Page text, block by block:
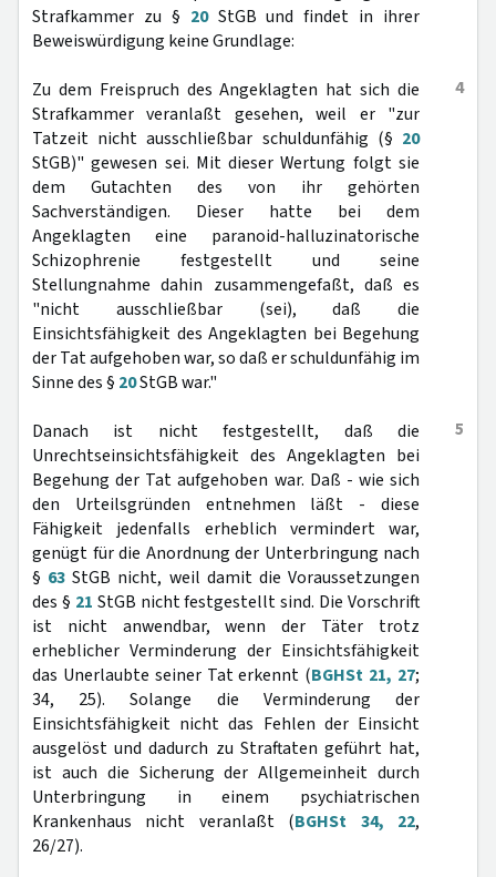
Strafkammer zu § 20StGB und findet in ihrer
Beweiswürdigung keine Grundlage:
4
Zu dem Freispruch des Angeklagten hat sich die
Strafkammer veranlaßt gesehen, weil er "zur
Tatzeit nicht ausschließbar schuldunfähig (§ 20
StGB)" gewesen sei. Mit dieser Wertung folgt sie
dem Gutachten des von ihr gehörten
Sachverständigen. Dieser hatte bei dem
Angeklagten eine paranoid-halluzinatorische
Schizophrenie festgestellt und seine
Stellungnahme dahin zusammengefaßt, daß es
"nicht ausschließbar (sei), daß die
Einsichtsfähigkeit des Angeklagten bei Begehung
der Tat aufgehoben war, so daß er schuldunfähig im
Sinne des § 20StGB war."
5
Danach ist nicht festgestellt, daß die
Unrechtseinsichtsfähigkeit des Angeklagten bei
Begehung der Tat aufgehoben war. Daß - wie sich
den Urteilsgründen entnehmen läßt - diese
Fähigkeit jedenfalls erheblich vermindert war,
genügt für die Anordnung der Unterbringung nach
§ 63 StGB nicht, weil damit die Voraussetzungen
des § 21 StGB nicht festgestellt sind. Die Vorschrift
ist nicht anwendbar, wenn der Täter trotz
erheblicher Verminderung der Einsichtsfähigkeit
das Unerlaubte seiner Tat erkennt (BGHSt 21, 27;
34, 25). Solange die Verminderung der
Einsichtsfähigkeit nicht das Fehlen der Einsicht
ausgelöst und dadurch zu Straftaten geführt hat,
ist auch die Sicherung der Allgemeinheit durch
Unterbringung in einem psychiatrischen
Krankenhaus nicht veranlaßt (BGHSt 34, 22,
26/27).